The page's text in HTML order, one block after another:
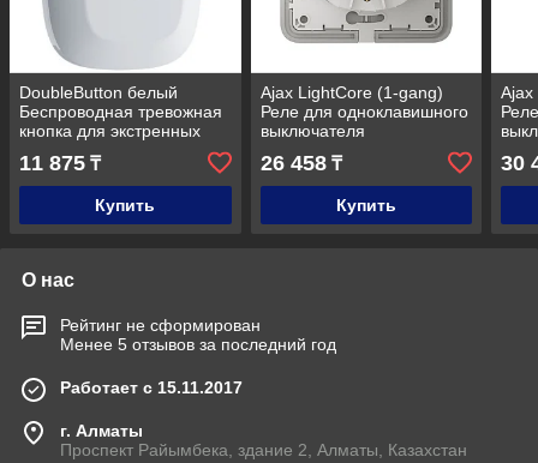
DoubleButton белый
Беспроводная тревожная
кнопка для экстренных
ситуаций
11 875 ₸
Купить
Ajax LightCore (1-gang)
Реле для одноклавишного
выключателя
26 458₸
Купить
Ajax
30
О нас
Рейтинг не сформирован
Менее 5 отзывов за последний год
Работает с 15.11.2017
г. Алматы
Проспект Райымбека, здание 2, Алматы, Казахстан